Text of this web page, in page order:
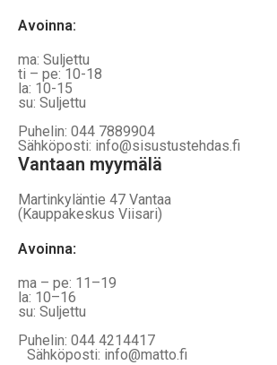
Avoinna:
ma: Suljettu
ti – pe: 10-18
la: 10-15
su: Suljettu
Puhelin: 044 7889904
Sähköposti: info@sisustustehdas.fi
Vantaan myymälä
Martinkyläntie 47 Vantaa
(Kauppakeskus Viisari)
Avoinna:
ma – pe: 11–19
la: 10–16
su: Suljettu
Puhelin: 044 4214417
Sähköposti: info@matto.fi